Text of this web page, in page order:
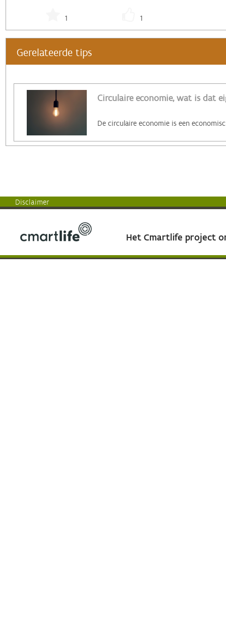
1 1
Gerelateerde tips
Circulaire economie, wat is dat
Disclaimer
Het Cmartlife project